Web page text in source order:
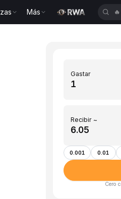
Más 🔥
Gastar
Recibir ~
0.001 0.01
Cero